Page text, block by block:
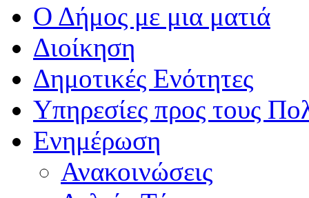
Ο Δήμος με μια ματιά
Διοίκηση
Δημοτικές Ενότητες
Υπηρεσίες προς τους
Ενημέρωση
Ανακοινώσεις